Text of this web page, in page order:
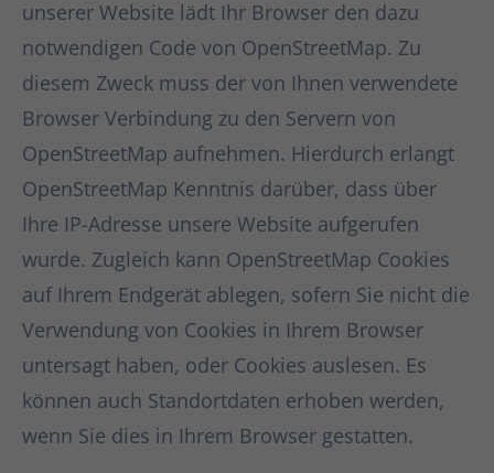
unserer Website lädt Ihr Browser den dazu
notwendigen Code von OpenStreetMap. Zu
diesem Zweck muss der von Ihnen verwendete
Browser Verbindung zu den Servern von
OpenStreetMap aufnehmen. Hierdurch erlangt
OpenStreetMap Kenntnis darüber, dass über
Ihre IP-Adresse unsere Website aufgerufen
wurde. Zugleich kann OpenStreetMap Cookies
auf Ihrem Endgerät ablegen, sofern Sie nicht die
Verwendung von Cookies in Ihrem Browser
untersagt haben, oder Cookies auslesen. Es
können auch Standortdaten erhoben werden,
wenn Sie dies in Ihrem Browser gestatten.